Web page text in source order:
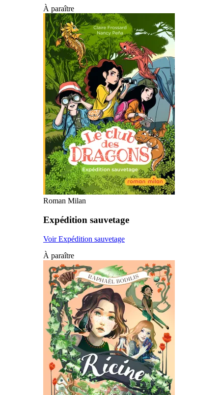
À paraître
Roman Milan
Expédition sauvetage
Voir Expédition sauvetage
À paraître